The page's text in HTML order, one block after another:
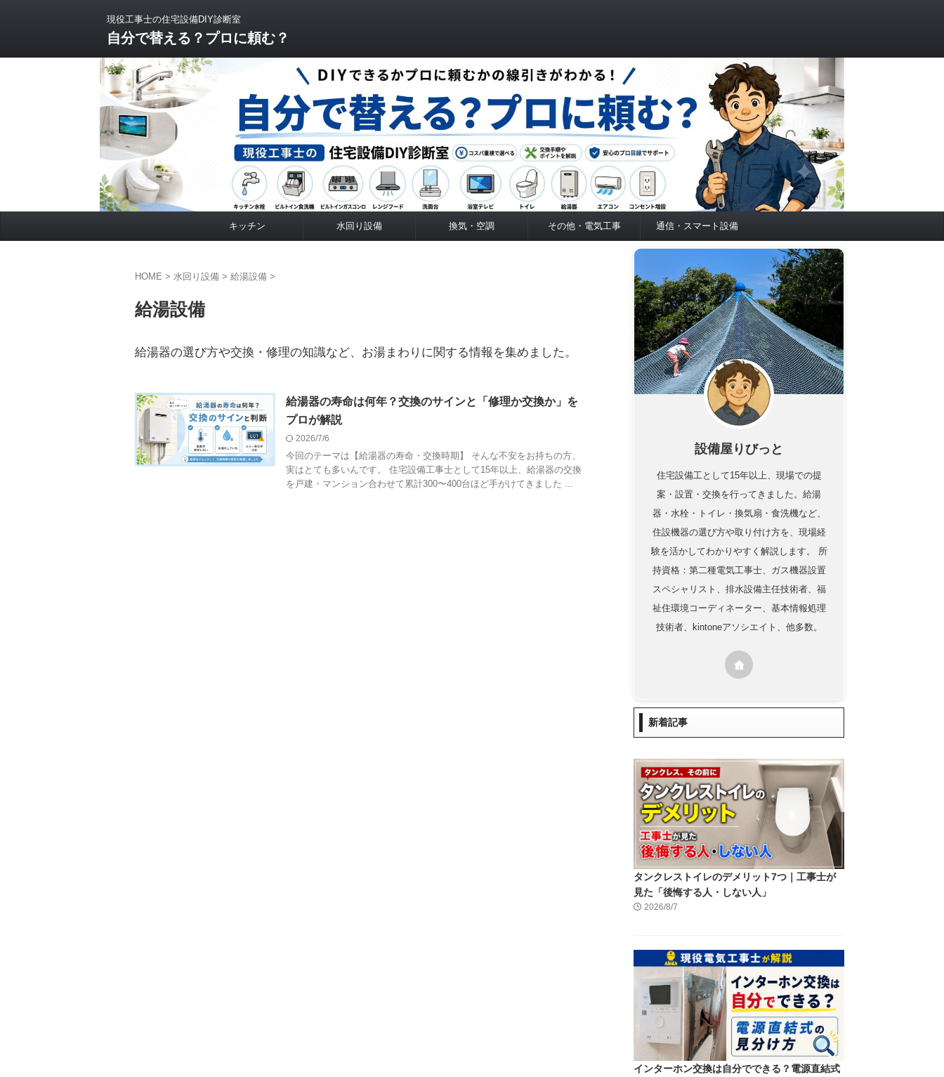
現役工事士の住宅設備DIY診断室
自分で替える？プロに頼む？
キッチン 水回り設備 換気・空調 その他・電気工事 通信・スマート設備
HOME > 水回り設備 > 給湯設備 >
給湯設備
給湯器の選び方や交換・修理の知識など、お湯まわりに関する情報を集めました。
給湯器の寿命は何年？交換のサインと「修理か交換か」を
プロが解説
2026/7/6
今回のテーマは【給湯器の寿命・交換時期】 そんな不安をお持ちの方、
実はとても多いんです。 住宅設備工事士として15年以上、給湯器の交換
を戸建・マンション合わせて累計300〜400台ほど手がけてきました ...
設備屋りびっと
住宅設備工として15年以上、現場での提
案・設置・交換を行ってきました。給湯
器・水栓・トイレ・換気扇・食洗機など、
住設機器の選び方や取り付け方を、現場経
験を活かしてわかりやすく解説します。 所
持資格：第二種電気工事士、ガス機器設置
スペシャリスト、排水設備主任技術者、福
祉住環境コーディネーター、基本情報処理
技術者、kintoneアソシエイト、他多数。
新着記事
タンクレストイレのデメリット7つ｜工事士が
見た「後悔する人・しない人」
2026/8/7
インターホン交換は自分でできる？電源直結式